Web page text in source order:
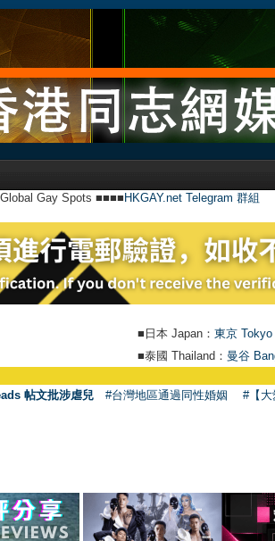
Gay Spots ■■■■ HKGAY.net Telegram 群組
■日本 Japan： 東京 Tokyo
■泰國 Thailand： 曼谷
帖文批涉虐兒 #台灣地區通過同性婚姻 #【